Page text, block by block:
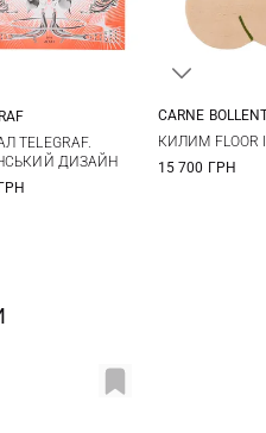
TELEGRAF.
ДИЗАЙН
CARNE
КИЛИМ FLOOR
15 700 ГРН